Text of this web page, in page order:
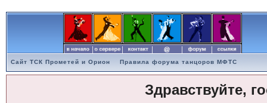
Сайт ТСК Прометей и Орион Правила форума танцоров МФТС
Здравствуйте,